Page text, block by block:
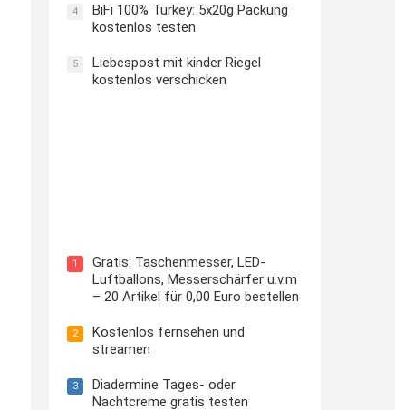
4
BiFi 100% Turkey: 5x20g Packung
kostenlos testen
5
Liebespost mit kinder Riegel
kostenlos verschicken
1
Gratis: Taschenmesser, LED-
Luftballons, Messerschärfer u.v.m
– 20 Artikel für 0,00 Euro bestellen
2
Kostenlos fernsehen und
streamen
3
Diadermine Tages- oder
Nachtcreme gratis testen